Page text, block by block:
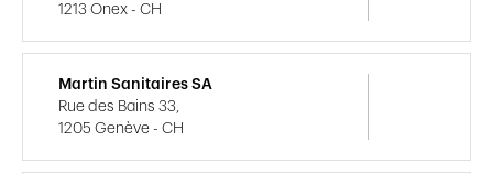
1213 Onex - CH
Martin Sanitaires SA
Rue des Bains 33,
1205 Genève - CH